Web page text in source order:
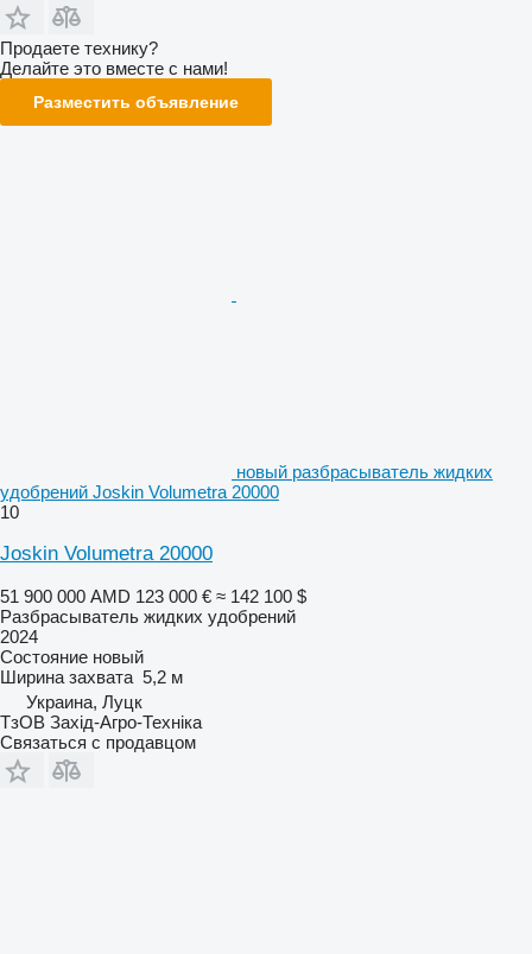
Продаете технику?
Делайте это вместе с нами!
Разместить объявление
новый разбрасыватель жидких
удобрений Joskin Volumetra 20000
10
Joskin Volumetra 20000
51 900 000 AMD 123 000 € ≈ 142 100 $
Разбрасыватель жидких удобрений
2024
Состояние новый
Ширина захвата 5,2 м
Украина, Луцк
ТзОВ Захід-Агро-Техніка
Связаться с продавцом